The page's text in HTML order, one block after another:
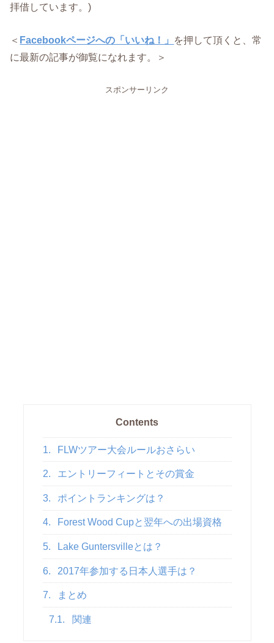
拝借しています。)
＜ Facebookページへの「いいね！」 を押して頂くと、常
に最新の記事が御覧になれます。＞
スポンサーリンク
Contents
1. FLWツアー大会ルールおさらい
2. エントリーフィートとその賞金
3. ポイントランキングは？
4. Forest Wood Cupと翌年への出場資格
5. Lake Guntersvilleとは？
6. 2017年参加する日本人選手は？
7. まとめ
7.1. 関連